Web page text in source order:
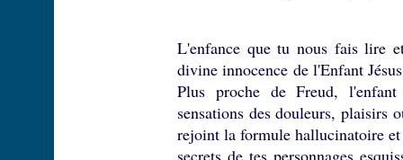
L'enfance que tu nous fais lire
divine innocence de l'Enfant
Plus proche de Freud,
sensations des douleurs, plaisirs
rejoint la formule hallucinatoire et
secrets de tes personnages